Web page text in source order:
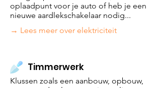
oplaadpunt voor je auto of heb je een
nieuwe aardlekschakelaar nodig...
→ Lees meer over elektriciteit
Timmerwerk
Klussen zoals een aanbouw, opbouw,